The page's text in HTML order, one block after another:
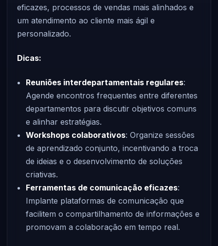
eficazes, processos de vendas mais alinhados e
um atendimento ao cliente mais ágil e
personalizado.
Dicas:
Reuniões interdepartamentais regulares:
Agende encontros frequentes entre diferentes
departamentos para discutir objetivos comuns
e alinhar estratégias.
Workshops colaborativos: Organize sessões
de aprendizado conjunto, incentivando a troca
de ideias e o desenvolvimento de soluções
criativas.
Ferramentas de comunicação eficazes:
Implante plataformas de comunicação que
facilitem o compartilhamento de informações e
promovam a colaboração em tempo real.